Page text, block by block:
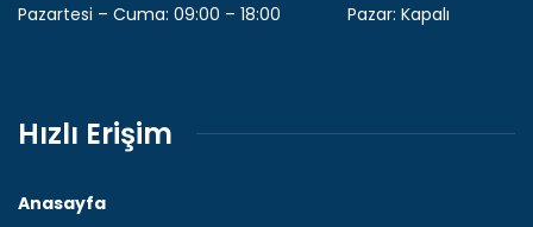
Pazartesi – Cuma: 09:00 – 18:00 Pazar: Kapalı
Hızlı Erişim
Anasayfa